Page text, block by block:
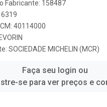
Fabricante: 158487
40114000
SOCIEDADE MICHELIN (MCR)
Faça seu login ou
se para ver preços e